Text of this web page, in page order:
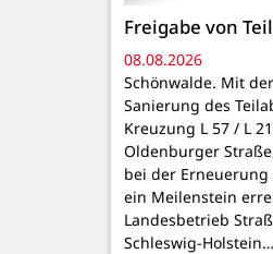
Freigabe von
08.08.2026
Schönwalde. Mit
Sanierung des
Kreuzung L 57 / L
Oldenburger
bei der
ein Meilenstein
Landesbetrieb
Schleswig-Holstein…